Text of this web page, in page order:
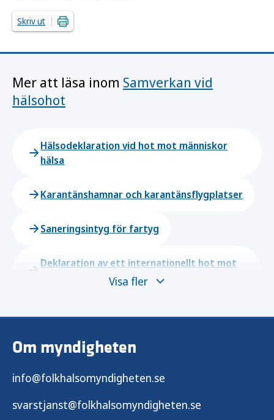
Skriv ut
Mer att läsa inom Samverkan vid
hälsohot
Hälsodeklaration vid hot mot människor
hälsa
Karantänshamnar och karantänsflygplatser
Saneringsintyg för fartyg
Deklaration av ett internationellt hot mot
människors hälsaVisa fler
Om myndigheten
info@folkhalsomyndigheten.se
svarstjanst@folkhalsomyndigheten.se